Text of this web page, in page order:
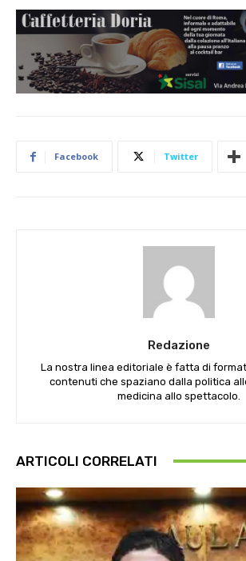
Facebook Twitter
Redazione
La nostra linea editoriale è fatta di
contenuti che spaziano dalla politica
medicina allo spettacolo.
ARTICOLI CORRELATI